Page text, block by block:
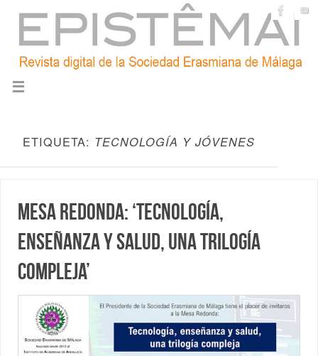
ETIQUETA: TECNOLOGÍA Y JÓVENES
Mesa redonda: ‘Tecnología,
enseñanza y salud, una trilogía
compleja’